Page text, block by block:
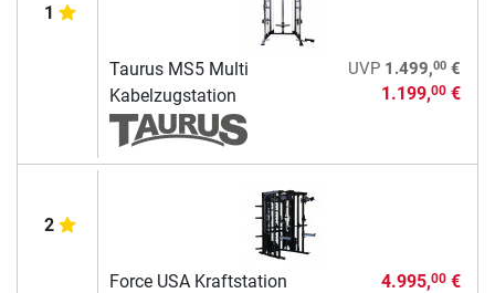
1
Taurus MS5 Multi
Kabelzugstation
UVP 1.499,00€
1.199,00€
2
Force USA Kraftstation
4.995,00€